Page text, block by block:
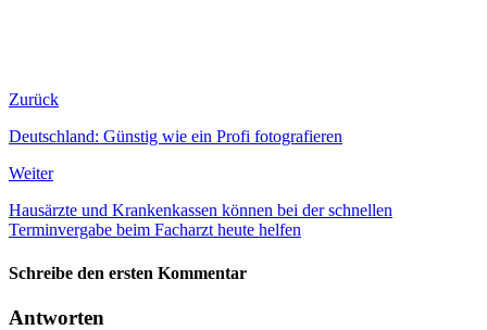
Zurück
Deutschland: Günstig wie ein Profi fotografieren
Weiter
Hausärzte und Krankenkassen können bei der schnellen
Terminvergabe beim Facharzt heute helfen
Schreibe den ersten Kommentar
Antworten